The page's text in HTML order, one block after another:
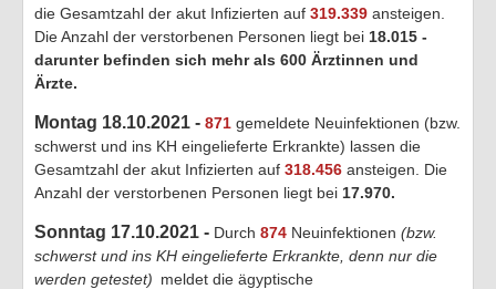
die Gesamtzahl der akut Infizierten auf 319.339 ansteigen.
Die Anzahl der verstorbenen Personen liegt bei 18.015 -
darunter befinden sich mehr als 600 Ärztinnen und
Ärzte.
Montag 18.10.2021 - 871 gemeldete Neuinfektionen (bzw.
schwerst und ins KH eingelieferte Erkrankte) lassen die
Gesamtzahl der akut Infizierten auf 318.456 ansteigen. Die
Anzahl der verstorbenen Personen liegt bei 17.970.
Sonntag 17.10.2021 - Durch 874 Neuinfektionen (bzw.
schwerst und ins KH eingelieferte Erkrankte, denn nur die
werden getestet) meldet die ägyptische